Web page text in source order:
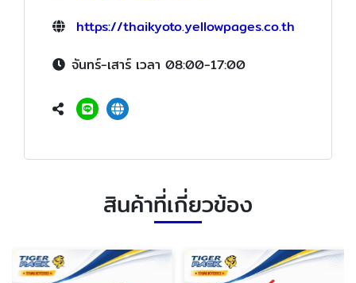
https://thaikyoto.yellowpages.co.th
จันทร์-เสาร์ เวลา 08:00-17:00
สินค้าที่เกี่ยวข้อง